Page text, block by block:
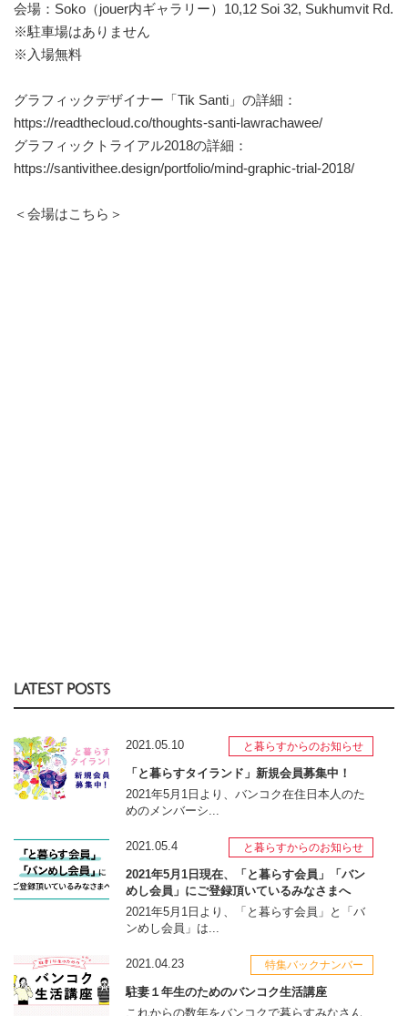
会場：Soko（jouer内ギャラリー）10,12 Soi 32, Sukhumvit Rd.
※駐車場はありません
※入場無料
グラフィックデザイナー「Tik Santi」の詳細：
https://readthecloud.co/thoughts-santi-lawrachawee/
グラフィックトライアル2018の詳細：
https://santivithee.design/portfolio/mind-graphic-trial-2018/
＜会場はこちら＞
LATEST POSTS
2021.05.10 と暮らすからのお知らせ
「と暮らすタイランド」新規会員募集中！
2021年5月1日より、バンコク在住日本人のた
めのメンバーシ...
2021.05.4 と暮らすからのお知らせ
2021年5月1日現在、「と暮らす会員」「バン
めし会員」にご登録頂いているみなさまへ
2021年5月1日より、「と暮らす会員」と「バ
ンめし会員」は...
2021.04.23 特集バックナンバー
駐妻１年生のためのバンコク生活講座
これからの数年をバンコクで暮らすみなさん